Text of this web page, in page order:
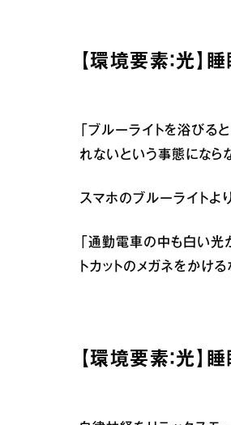
【環境要素：光
「ブルーライトを浴びる
れないという事態になら
スマホのブルーライトよ
「通勤電車の中も白い光
トカットのメガネをかけ
【環境要素：光